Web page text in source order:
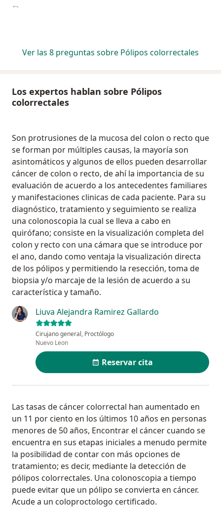
Ver las 8 preguntas sobre Pólipos colorrectales
Los expertos hablan sobre Pólipos
colorrectales
Son protrusiones de la mucosa del colon o recto que
se forman por múltiples causas, la mayoría son
asintomáticos y algunos de ellos pueden desarrollar
cáncer de colon o recto, de ahí la importancia de su
evaluación de acuerdo a los antecedentes familiares
y manifestaciones clinicas de cada paciente. Para su
diagnóstico, tratamiento y seguimiento se realiza
una colonoscopia la cual se lleva a cabo en
quirófano; consiste en la visualización completa del
colon y recto con una cámara que se introduce por
el ano, dando como ventaja la visualización directa
de los pólipos y permitiendo la resección, toma de
biopsia y/o marcaje de la lesión de acuerdo a su
característica y tamaño.
Liuva Alejandra Ramirez Gallardo
Cirujano general, Proctólogo
Nuevo Leon
Reservar cita
Las tasas de cáncer colorrectal han aumentado en
un 11 por ciento en los últimos 10 años en personas
menores de 50 años, Encontrar el cáncer cuando se
encuentra en sus etapas iniciales a menudo permite
la posibilidad de contar con más opciones de
tratamiento; es decir, mediante la detección de
pólipos colorrectales. Una colonoscopia a tiempo
puede evitar que un pólipo se convierta en cáncer.
Acude a un coloproctologo certificado.